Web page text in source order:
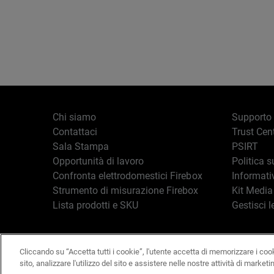
Chi siamo
Contattaci
Sala Stampa
Opportunità di lavoro
Confronta elettrodomestici Firebox
Strumento di misurazione Firebox
Lista prodotti e SKU
Supporto
Trust
PSIRT
Politica
Kit
Gestisci
Italiano Copyright ©
Cliccando su “Accetta tutti i cookie”, l'utente accetta di memorizzare i
sito, analizzare l'utilizzo del sito e assistere nelle nostre attività di